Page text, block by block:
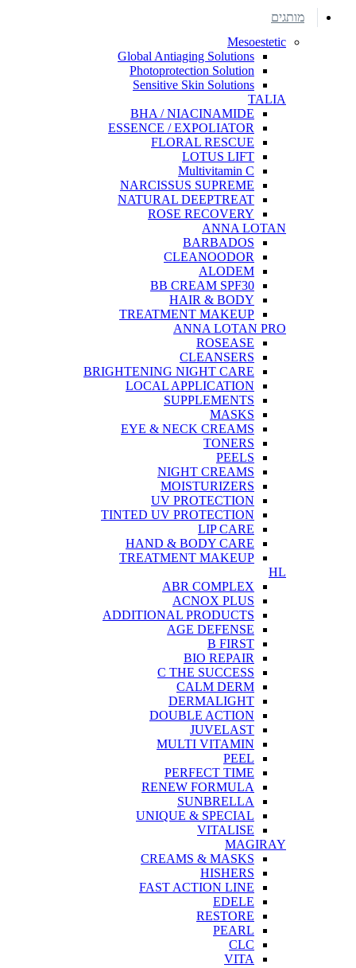
מותגים
Mesoestetic
Global Antiaging Solutions
Photoprotection Solution
Sensitive Skin Solutions
TALIA
BHA / NIACINAMIDE
ESSENCE / EXPOLIATOR
FLORAL RESCUE
LOTUS LIFT
Multivitamin C
NARCISSUS SUPREME
NATURAL DEEPTREAT
ROSE RECOVERY
ANNA LOTAN
BARBADOS
CLEANOODOR
ALODEM
BB CREAM SPF30
HAIR & BODY
TREATMENT MAKEUP
ANNA LOTAN PRO
ROSEASE
CLEANSERS
BRIGHTENING NIGHT CARE
LOCAL APPLICATION
SUPPLEMENTS
MASKS
EYE & NECK CREAMS
TONERS
PEELS
NIGHT CREAMS
MOISTURIZERS
UV PROTECTION
TINTED UV PROTECTION
LIP CARE
HAND & BODY CARE
TREATMENT MAKEUP
HL
ABR COMPLEX
ACNOX PLUS
ADDITIONAL PRODUCTS
AGE DEFENSE
B FIRST
BIO REPAIR
C THE SUCCESS
CALM DERM
DERMALIGHT
DOUBLE ACTION
JUVELAST
MULTI VITAMIN
PEEL
PERFECT TIME
RENEW FORMULA
SUNBRELLA
UNIQUE & SPECIAL
VITALISE
MAGIRAY
CREAMS & MASKS
HISHERS
FAST ACTION LINE
EDELE
RESTORE
PEARL
CLC
VITA